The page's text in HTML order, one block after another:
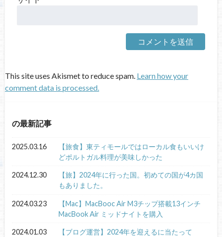
This site uses Akismet to reduce spam. Learn how your
comment data is processed.
の最新記事
2025.03.16
【旅食】東ティモールではローカル食もいいけ
どポルトガル料理が美味しかった
2024.12.30
【旅】2024年に行った国。初めての国が4カ国
もありました。
2024.03.23
【Mac】MacBooc Air M3チップ搭載13インチ
MacBook Air ミッドナイトを購入
2024.01.03 【ブログ運営】2024年を迎えるに当たって